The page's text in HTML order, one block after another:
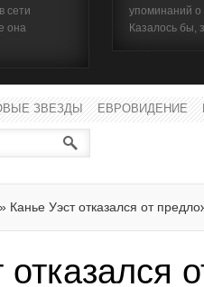
сети
она
упоминаний
Казалось бы,
ЗВЕЗДЫ ЕВРОВИДЕНИЕ
» Канье Уэст отказался от